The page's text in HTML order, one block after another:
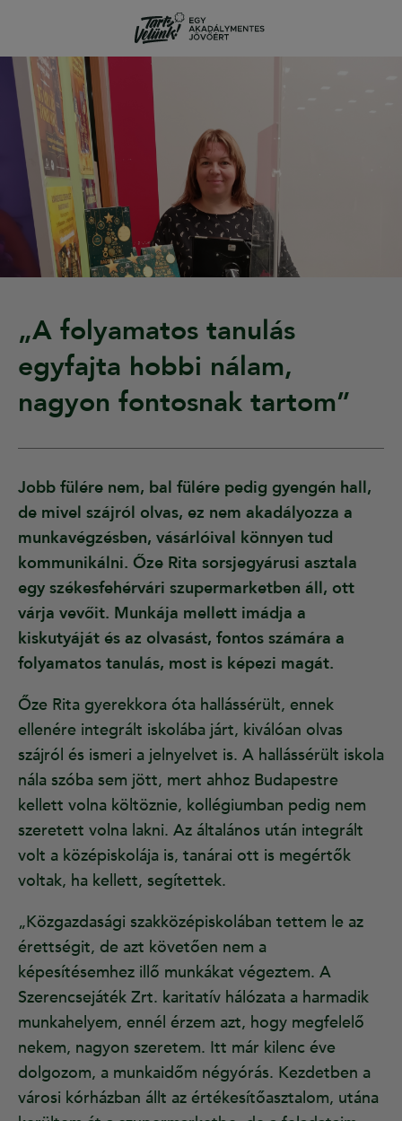
„A folyamatos tanulás
egyfajta hobbi nálam,
nagyon fontosnak tartom”
Jobb fülére nem, bal fülére pedig gyengén hall,
de mivel szájról olvas, ez nem akadályozza a
munkavégzésben, vásárlóival könnyen tud
kommunikálni. Őze Rita sorsjegyárusi asztala
egy székesfehérvári szupermarketben áll, ott
várja vevőit. Munkája mellett imádja a
kiskutyáját és az olvasást, fontos számára a
folyamatos tanulás, most is képezi magát.
Őze Rita gyerekkora óta hallássérült, ennek
ellenére integrált iskolába járt, kiválóan olvas
szájról és ismeri a jelnyelvet is. A hallássérült iskola
nála szóba sem jött, mert ahhoz Budapestre
kellett volna költöznie, kollégiumban pedig nem
szeretett volna lakni. Az általános után integrált
volt a középiskolája is, tanárai ott is megértők
voltak, ha kellett, segítettek.
„Közgazdasági szakközépiskolában tettem le az
érettségit, de azt követően nem a
képesítésemhez illő munkákat végeztem. A
Szerencsejáték Zrt. karitatív hálózata a harmadik
munkahelyem, ennél érzem azt, hogy megfelelő
nekem, nagyon szeretem. Itt már kilenc éve
dolgozom, a munkaidőm négyórás. Kezdetben a
városi kórházban állt az értékesítőasztalom, utána